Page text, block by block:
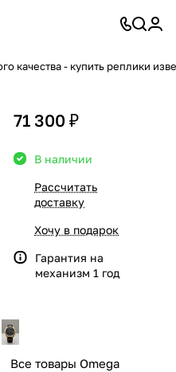
качества - купить реплики
71 300 ₽
В наличии
Рассчитать
доставку
Хочу в подарок
Гарантия на
механизм 1 год
Все товары Omega